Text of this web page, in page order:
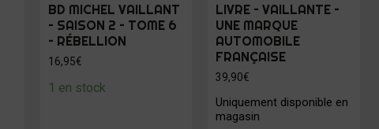
BD MICHEL VAILLANT
– SAISON 2 – TOME 6
– RÉBELLION
16,95€
1 en stock
LIVRE – VAILLANTE –
UNE MARQUE
AUTOMOBILE
FRANÇAISE
39,90€
Uniquement disponible en
magasin